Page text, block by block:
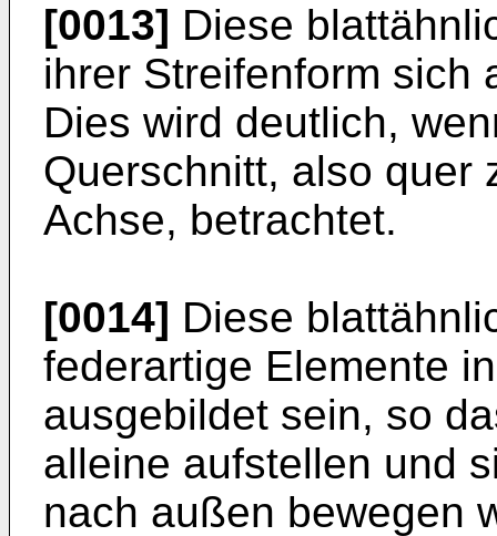
[0013] Diese
ihrer Streifenform sich
Dies wird deutlich,
Querschnitt, also quer
Achse, betrachtet.
[0014] Diese
federartige Elemente
ausgebildet sein, so
alleine aufstellen und
nach außen bewegen